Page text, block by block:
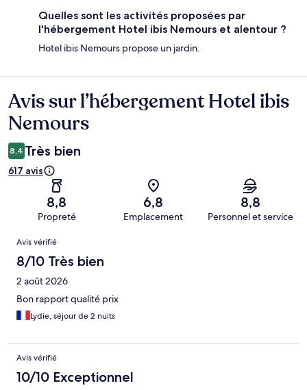
Quelles sont les activités proposées par
l'hébergement Hotel ibis Nemours et alentour ?
Hotel ibis Nemours propose un jardin.
Avis
Avis sur l’hébergement Hotel ibis
Nemours
8,4 Très bien
617 avis
8,8
Propreté
6,8
Emplacement
8,8
Personnel et service
Avis
Avis vérifié
8/10 Très bien
2 août 2026
Bon rapport qualité prix
Lydie, séjour de 2 nuits
Avis vérifié
10/10 Exceptionnel